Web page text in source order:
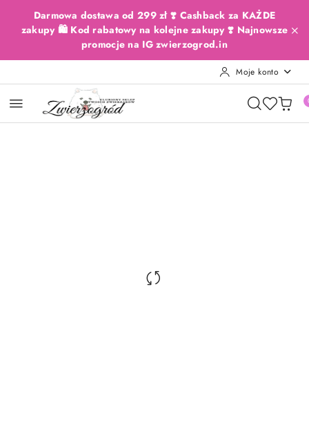
Przejdź do treści głównej
Przejdź do wyszukiwarki
Przejdź do moje konto
Przejdź do menu głównego
Przejdź do opisu produktu
Przejdź do stopki
Darmowa dostawa od 299 zł ❣️ Cashback za KAŻDE
zakupy 🛍️ Kod rabatowy na kolejne zakupy ❣️ Najnowsze
promocje na IG zwierzogrod.in
Moje konto